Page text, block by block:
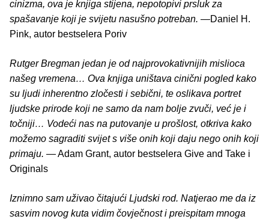
cinizma, ova je knjiga stijena, nepotopivi prsluk za
spašavanje koji je svijetu nasušno potreban. ―Daniel H.
Pink, autor bestselera Poriv
Rutger Bregman jedan je od najprovokativnijih mislioca
našeg vremena… Ova knjiga uništava cinični pogled kako
su ljudi inherentno zločesti i sebični, te oslikava portret
ljudske prirode koji ne samo da nam bolje zvuči, već je i
točniji… Vodeći nas na putovanje u prošlost, otkriva kako
možemo sagraditi svijet s više onih koji daju nego onih koji
primaju. ― Adam Grant, autor bestselera Give and Take i
Originals
Iznimno sam uživao čitajući Ljudski rod. Natjerao me da iz
sasvim novog kuta vidim čovječnost i preispitam mnoga